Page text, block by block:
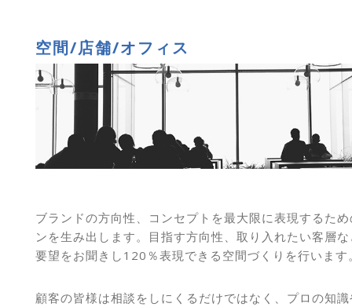
空間/店舗/オフィス
ブランドの方向性、コンセプトを最大限に表現するた
ンを生み出します。目指す方向性、取り入れたい客層
要望をお聞きし120％表現できる空間づくりを行います
顧客の皆様は相談をしにくるだけではなく、プロの知